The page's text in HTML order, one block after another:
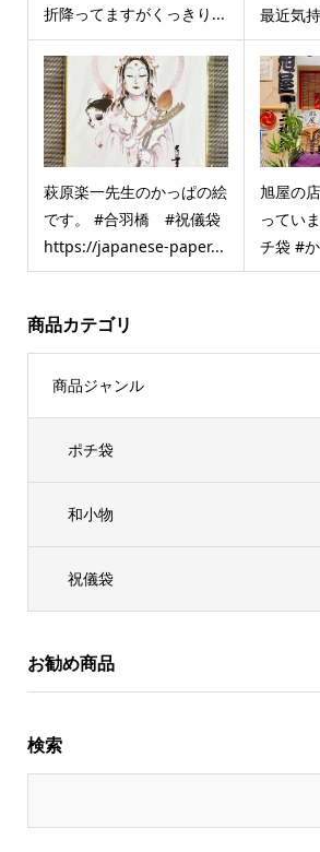
折降ってますがくっきり...
最近気
萩原楽一先生のかっぱの絵
です。 #合羽橋 #祝儀袋
https://japanese-paper...
旭屋の
ってい
チ袋 #
商品カテゴリ
商品ジャンル
ポチ袋
和小物
祝儀袋
お勧め商品
検索